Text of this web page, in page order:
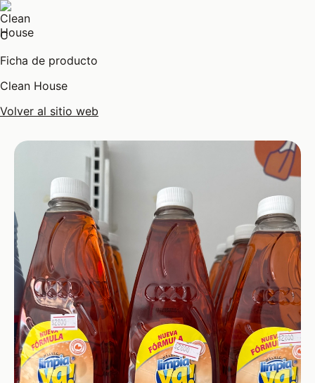
C
Ficha de producto
Clean House
Volver al sitio web